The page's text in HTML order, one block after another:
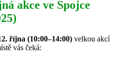
akce ve Spojce
října (10:00–14:00) velkou akcí
vás čeká: